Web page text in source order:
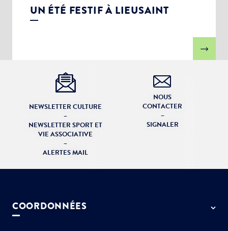
UN ÉTÉ FESTIF À LIEUSAINT
NEWSLETTER CULTURE
–
NEWSLETTER SPORT ET
VIE ASSOCIATIVE
–
ALERTES MAIL
NOUS
CONTACTER
–
SIGNALER
COORDONNÉES